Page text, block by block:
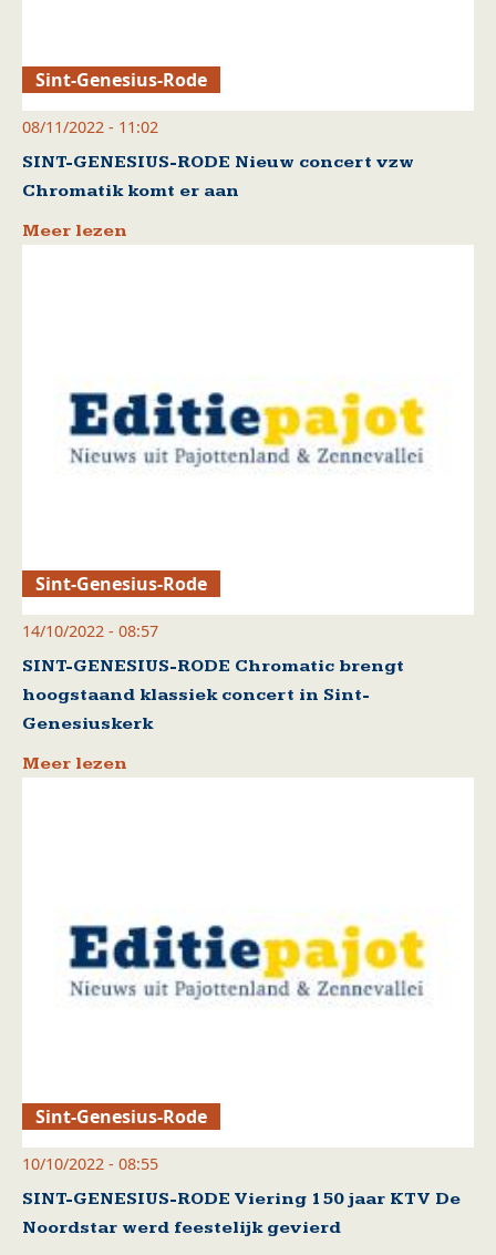
Sint-Genesius-Rode
08/11/2022 - 11:02
SINT-GENESIUS-RODE Nieuw concert vzw
Chromatik komt er aan
Meer lezen
Sint-Genesius-Rode
14/10/2022 - 08:57
SINT-GENESIUS-RODE Chromatic brengt
hoogstaand klassiek concert in Sint-
Genesiuskerk
Meer lezen
Sint-Genesius-Rode
10/10/2022 - 08:55
SINT-GENESIUS-RODE Viering 150 jaar KTV De
Noordstar werd feestelijk gevierd